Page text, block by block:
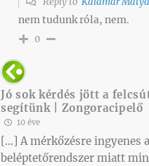
nem tudunk róla, nem.
0
Jó sok kérdés jött a
segítünk | Zongoracipelő
10 éve
[…] A mérkőzésre ingyenes
beléptetőrendszer miatt